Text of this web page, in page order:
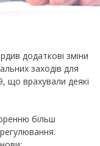
додаткові зміни
заходів для
що врахували деякі
більш